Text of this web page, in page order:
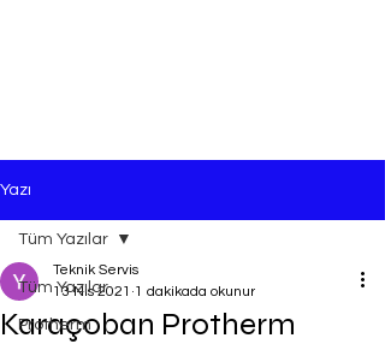
Yazı
Tüm Yazılar
Protherm
Tüm Yazılar
Karaçoban Protherm
Teknik Servis
13 Nis 2021 1 dakikada okunur